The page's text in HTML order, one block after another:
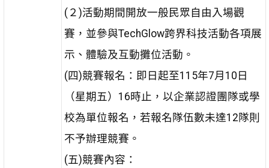
(２)活動期間開放一般民眾自由入場觀
賽，並參與TechGlow跨界科技活動各項展
示、體驗及互動攤位活動。
(四)競賽報名：即日起至115年7月10日
（星期五）16時止，以企業認證團隊或學
校為單位報名，若報名隊伍數未達12隊則
不予辦理競賽。
(五)競賽內容：